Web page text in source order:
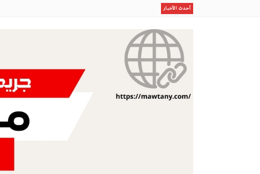
أحدث الأخبار
مكاسب الأعوام السابقة تدفع مزرعة إيرلندية للمشاركة بـ 200 صقر في المزاد الدولي لمزارع إنتاج الصقور
تصريحات غريبة وغير مفهومه تصدر من مسئولى وزارة الكهرباء والطاقة
ونستوعب !!
هايدي البارودي تعود بـ “واحدة غيري” وتستعد لمفاجآت فنية وحفلات بالساحل